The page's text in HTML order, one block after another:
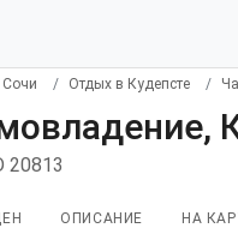
Сочи Отдых в Кудепсте
20813
ОПИСАНИЕ НА